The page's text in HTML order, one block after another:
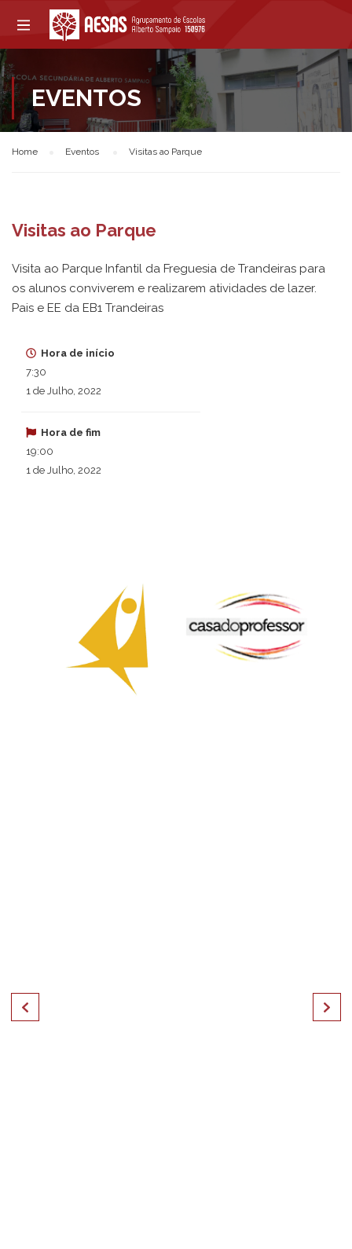
EVENTOS
Home Eventos Visitas ao Parque
Visitas ao Parque
Visita ao Parque Infantil da Freguesia de Trandeiras para
os alunos conviverem e realizarem atividades de lazer.
Pais e EE da EB1 Trandeiras
Hora de início
7:30
1 de Julho, 2022
Hora de fim
19:00
1 de Julho, 2022